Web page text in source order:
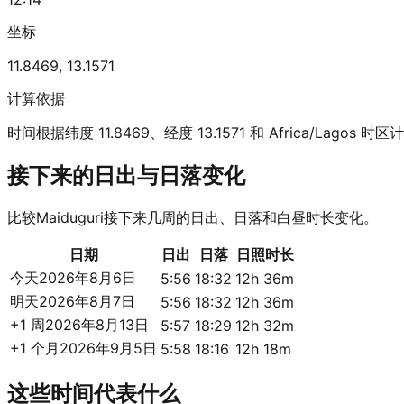
坐标
11.8469, 13.1571
计算依据
时间根据纬度 11.8469、经度 13.1571 和 Africa/Lagos 时区
接下来的日出与日落变化
比较Maiduguri接下来几周的日出、日落和白昼时长变化。
日期 日出 日落
日照时长
今天2026年8月6日 5:56 18:32 12h 36m
明天2026年8月7日 5:56 18:32 12h 36m
+1 周2026年8月13日 5:57 18:29 12h 32m
+1 个月 2026年9月5日 5:58 18:16 12h 18m
这些时间代表什么